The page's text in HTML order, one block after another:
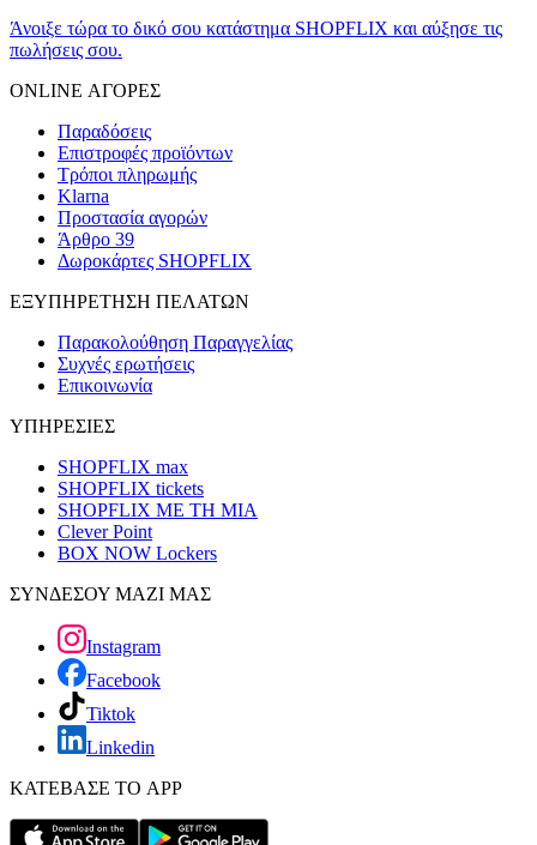
Άνοιξε τώρα το δικό σου κατάστημα SHOPFLIX και αύξησε τις
πωλήσεις σου.
ONLINE ΑΓΟΡΕΣ
Παραδόσεις
Επιστροφές προϊόντων
Τρόποι πληρωμής
Klarna
Προστασία αγορών
Άρθρο 39
Δωροκάρτες SHOPFLIX
ΕΞΥΠΗΡΕΤΗΣΗ ΠΕΛΑΤΩΝ
Παρακολούθηση Παραγγελίας
Συχνές ερωτήσεις
Επικοινωνία
ΥΠΗΡΕΣΙΕΣ
SHOPFLIX max
SHOPFLIX tickets
SHOPFLIX ΜΕ ΤΗ ΜΙΑ
Clever Point
BOX NOW Lockers
ΣΥΝΔΕΣΟΥ ΜΑΖΙ ΜΑΣ
Instagram
Facebook
Tiktok
Linkedin
ΚΑΤΕΒΑΣΕ ΤΟ APP